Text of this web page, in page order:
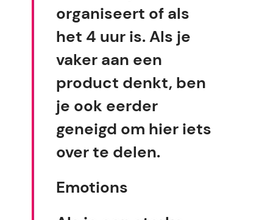
organiseert of als
het 4 uur is. Als je
vaker aan een
product denkt, ben
je ook eerder
geneigd om hier iets
over te delen.
Emotions